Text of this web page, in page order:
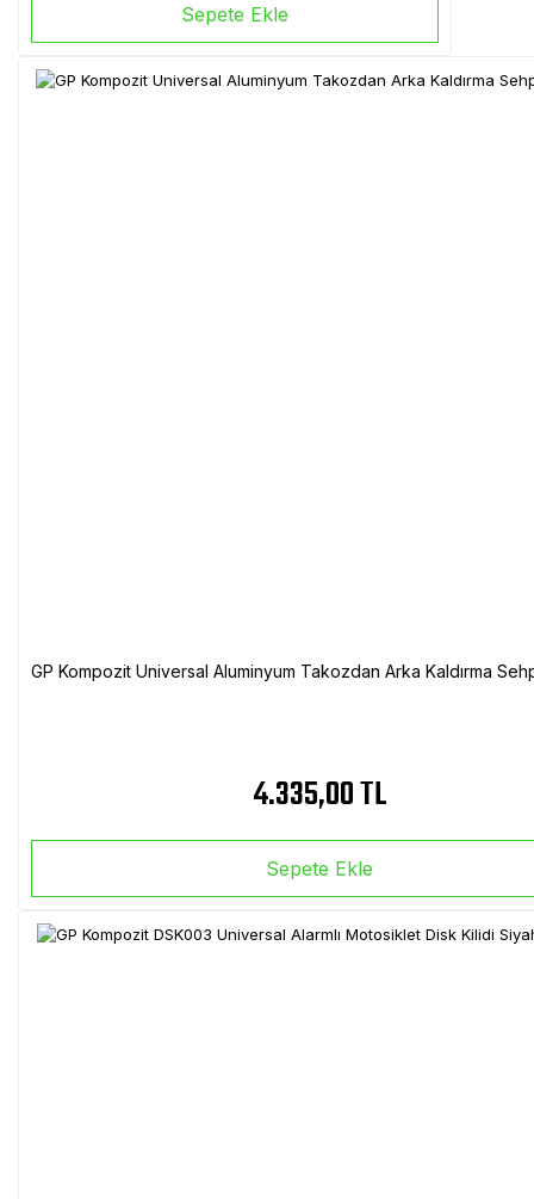
Sepete Ekle
GP Kompozit Universal Aluminyum Takozdan Arka Kaldırma
4.335,00 TL
Sepete Ekle